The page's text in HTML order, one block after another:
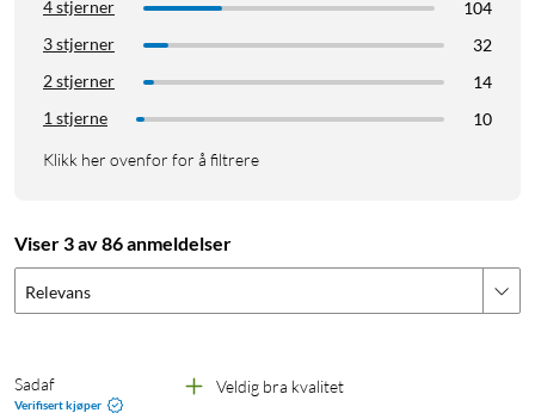
4 stjerner
104
3 stjerner
32
2 stjerner
14
1 stjerne
10
Klikk her ovenfor for å filtrere
Viser 3 av 86 anmeldelser
Relevans
Sadaf
Verifisert kjøper
Veldig bra kvalitet